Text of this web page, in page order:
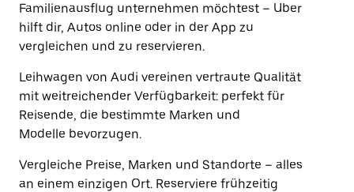
Familienausflug unternehmen möchtest – Uber
hilft dir, Autos online oder in der App zu
vergleichen und zu reservieren.
Leihwagen von Audi vereinen vertraute Qualität
mit weitreichender Verfügbarkeit: perfekt für
Reisende, die bestimmte Marken und
Modelle bevorzugen.
Vergleiche Preise, Marken und Standorte – alles
an einem einzigen Ort. Reserviere frühzeitig